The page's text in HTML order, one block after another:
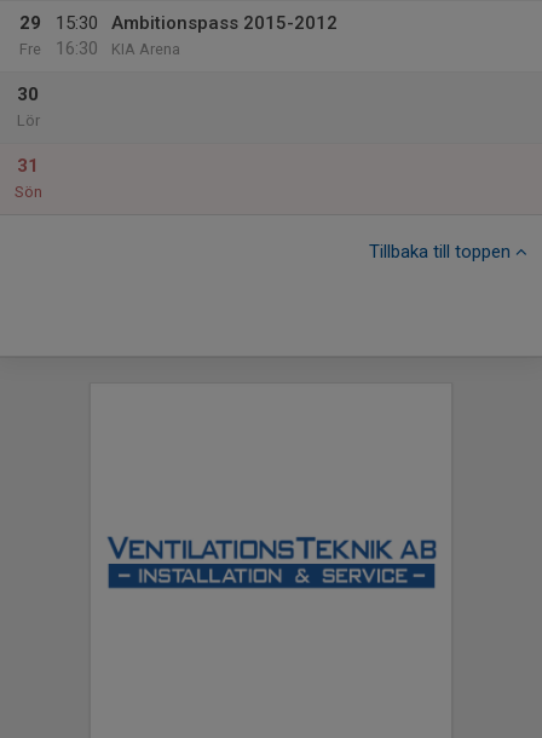
29
Fre
15:30
16:30
Ambitionspass 2015-2012
KIA Arena
30
Lör
31
Sön
Tillbaka till toppen